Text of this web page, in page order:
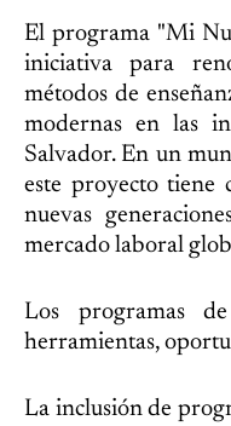
El programa "Mi
iniciativa para
métodos de
modernas en las
Salvador. En un
este proyecto tiene
nuevas
mercado laboral
Los programas
herramientas,
La inclusión de